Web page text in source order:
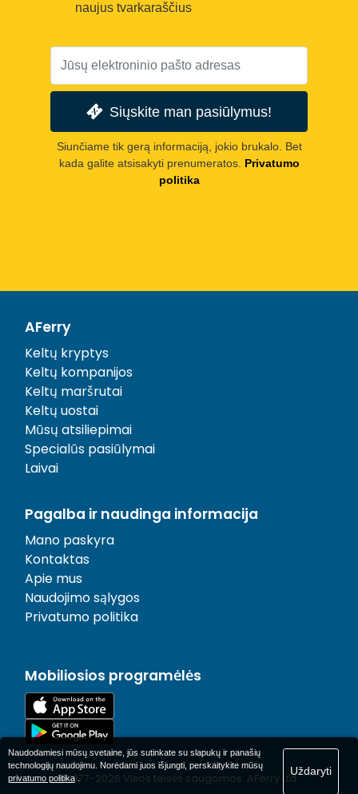
naujus tvarkaraščius
Siųskite man pasiūlymus!
Siunčiame tik gerą informaciją, jokio brukalo. Bet
kada galite atsisakyti prenumeratos. Privatumo
politika
AFerry
Keltų kryptys
Keltų kompanijos
Keltų maršrutai
Keltų uostai
Mūsų atsiliepimai
Specialūs pasiūlymai
Laivai
Pagalba ir naudinga informacija
Mano paskyra
Kontaktas
Apie mus
Naudojimo sąlygos
Privatumo politika
Mobiliosios programėlės
© 1977-2026 Visos teisės saugomos. AFerry Ltd..
Naudodamiesi mūsų svetaine, jūs sutinkate su slapukų ir panašių
technologijų naudojimu. Norėdami juos išjungti, perskaitykite mūsų
privatumo politika.
Uždaryti